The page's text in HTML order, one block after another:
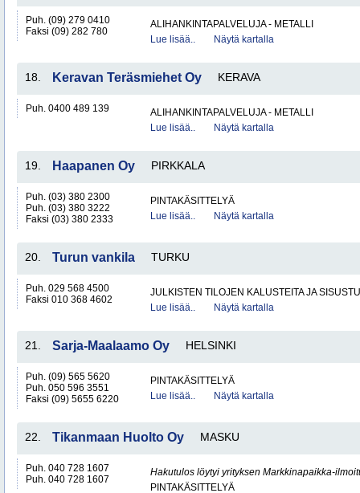
Puh. (09) 279 0410
Faksi (09) 282 780
ALIHANKINTAPALVELUJA - METALLI
Lue lisää..
Näytä kartalla
18. Keravan Teräsmiehet Oy KERAVA
Puh. 0400 489 139
ALIHANKINTAPALVELUJA - METALLI
Lue lisää..
Näytä kartalla
19. Haapanen Oy PIRKKALA
Puh. (03) 380 2300
Puh. (03) 380 3222
Faksi (03) 380 2333
PINTAKÄSITTELYÄ
Lue lisää..
Näytä kartalla
20. Turun vankila TURKU
Puh. 029 568 4500
Faksi 010 368 4602
JULKISTEN TILOJEN KALUSTEITA JA
Lue lisää..
Näytä kartalla
21. Sarja-Maalaamo Oy HELSINKI
Puh. (09) 565 5620
Puh. 050 596 3551
Faksi (09) 5655 6220
PINTAKÄSITTELYÄ
Lue lisää..
Näytä kartalla
22. Tikanmaan Huolto Oy MASKU
Puh. 040 728 1607
Puh. 040 728 1607
Hakutulos löytyi yrityksen Markkinapaikka-
PINTAKÄSITTELYÄ